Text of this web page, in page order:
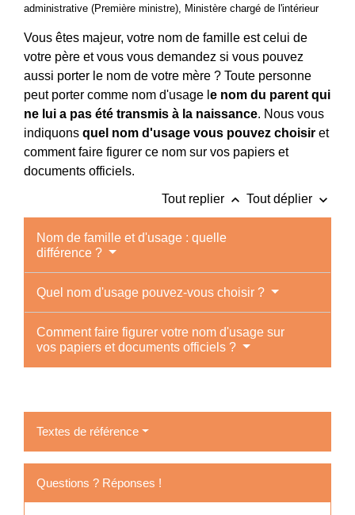
administrative (Première ministre), Ministère chargé de l'intérieur
Vous êtes majeur, votre nom de famille est celui de
votre père et vous vous demandez si vous pouvez
aussi porter le nom de votre mère ? Toute personne
peut porter comme nom d'usage l e nom du parent qui
ne lui a pas été transmis à la naissance. Nous vous
indiquons quel nom d'usage vous pouvez choisir et
comment faire figurer ce nom sur vos papiers et
documents officiels.
Tout replier keyboard_arrow_up Tout déplier keyboard_arrow_down
Nom de famille et d'usage : quelle
différence ?
Quel nom d'usage pouvez-vous choisir ?
Comment faire figurer votre nom d'usage sur
vos papiers et documents officiels ?
Textes de référence
Questions ? Réponses !